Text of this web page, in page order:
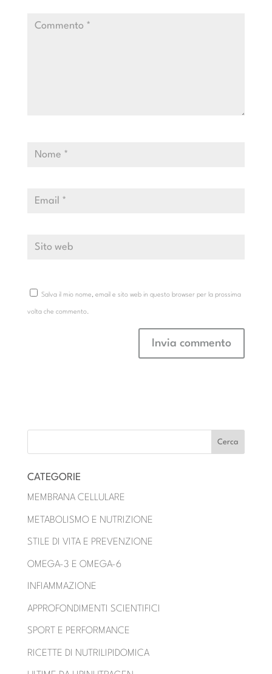
Salva il mio nome, email e sito web in questo browser per la prossima
volta che commento.
CATEGORIE
MEMBRANA CELLULARE
METABOLISMO E NUTRIZIONE
STILE DI VITA E PREVENZIONE
OMEGA-3 E OMEGA-6
INFIAMMAZIONE
APPROFONDIMENTI SCIENTIFICI
SPORT E PERFORMANCE
RICETTE DI NUTRILIPIDOMICA